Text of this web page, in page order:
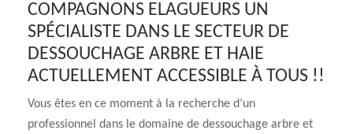
COMPAGNONS ELAGUEURS UN
SPÉCIALISTE DANS LE SECTEUR DE
DESSOUCHAGE ARBRE ET HAIE
ACTUELLEMENT ACCESSIBLE À TOUS !!
Vous êtes en ce moment à la recherche d’un
professionnel dans le domaine de dessouchage arbre et